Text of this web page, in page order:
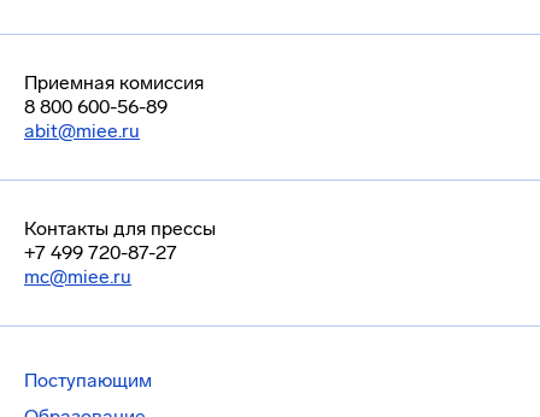
Приемная комиссия
8 800 600-56-89
abit@miee.ru
Контакты для прессы
+7 499 720-87-27
mc@miee.ru
Поступающим